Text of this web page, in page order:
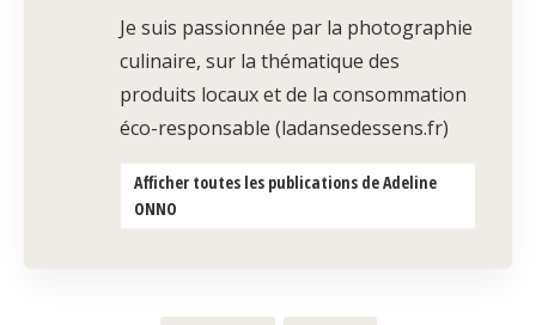
Je suis passionnée par la photographie
culinaire, sur la thématique des
produits locaux et de la consommation
éco-responsable (ladansedessens.fr)
Afficher toutes les publications de Adeline
ONNO